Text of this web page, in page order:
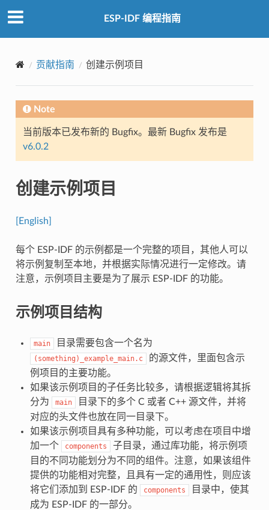
ESP-IDF 编程指南
贡献指南 创建示例项目
Note
当前版本已发布新的 Bugfix。最新 Bugfix 发布是
v6.0.2
创建示例项目
[English]
每个 ESP-IDF 的示例都是一个完整的项目，其他人可以
将示例复制至本地，并根据实际情况进行一定修改。请
注意，示例项目主要是为了展示 ESP-IDF 的功能。
示例项目结构
main 目录需要包含一个名为
(something)_example_main.c
的源文件，里面包含示
例项目的主要功能。
如果该示例项目的子任务比较多，请根据逻辑将其拆
分为
main
目录下的多个 C 或者 C++ 源文件，并将
对应的头文件也放在同一目录下。
如果该示例项目具有多种功能，可以考虑在项目中增
加一个
components
子目录，通过库功能，将示例项
目的不同功能划分为不同的组件。注意，如果该组件
提供的功能相对完整，且具有一定的通用性，则应该
将它们添加到 ESP-IDF 的
components
目录中，使其
成为 ESP-IDF 的一部分。